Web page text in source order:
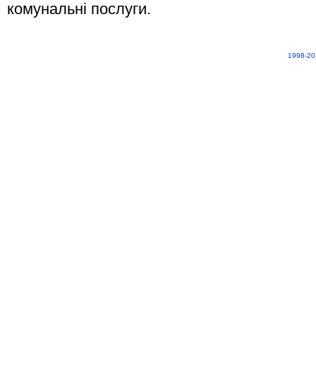
комунальні послуги.
1998-